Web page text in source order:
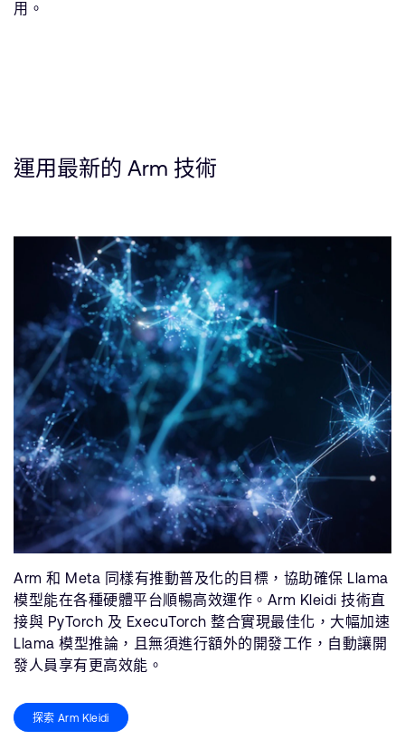
用。
運用最新的 Arm 技術
Arm 和 Meta 同樣有推動普及化的目標，協助確保 Llama
模型能在各種硬體平台順暢高效運作。Arm Kleidi 技術直
接與 PyTorch 及 ExecuTorch 整合實現最佳化，大幅加速
Llama 模型推論，且無須進行額外的開發工作，自動讓開
發人員享有更高效能。
探索 Arm Kleidi